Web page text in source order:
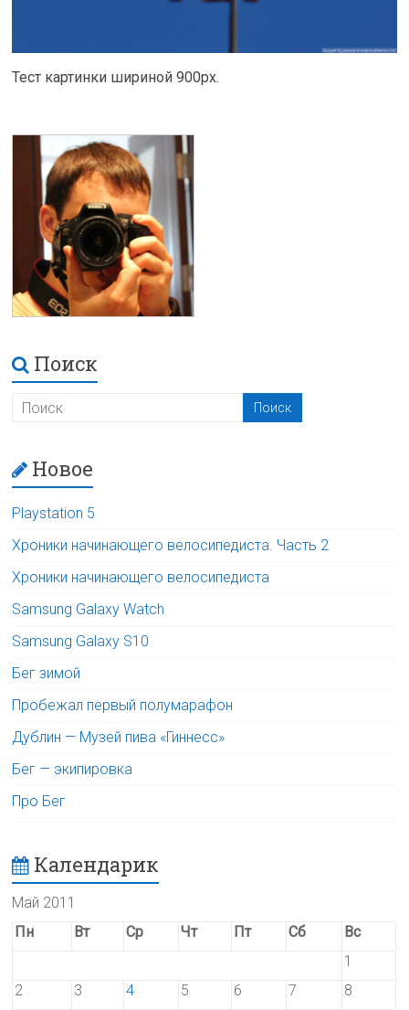
Тест картинки шириной 900px.
Поиск
Новое
Playstation 5
Хроники начинающего велосипедиста. Часть 2
Хроники начинающего велосипедиста
Samsung Galaxy Watch
Samsung Galaxy S10
Бег зимой
Пробежал первый полумарафон
Дублин — Музей пива «Гиннесс»
Бег — экипировка
Про Бег
Календарик
Май 2011
Пн
Вт Ср Чт Пт Сб
Вс
1
2
3 4 5 6 7
8